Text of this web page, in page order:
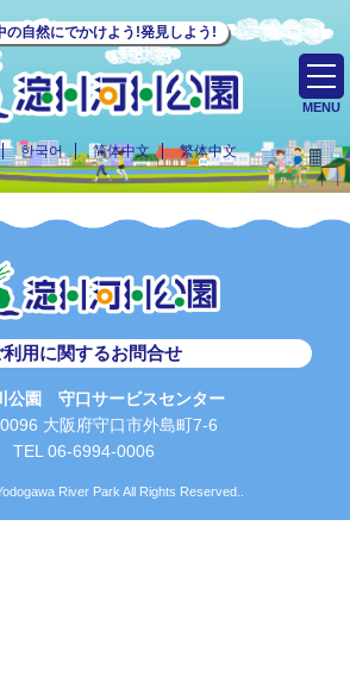
の自然にでかけよう!発見しよう!
한국어 简体中文 繁体中文
MENU
利用に関するお問合せ
公園 守口サービスセンター
大阪府守口市外島町7-6
TEL 06-6994-0006
River Park All Rights Reserved..